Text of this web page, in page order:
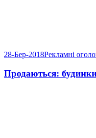
28-Бер-2018Рекламні
Продаються: